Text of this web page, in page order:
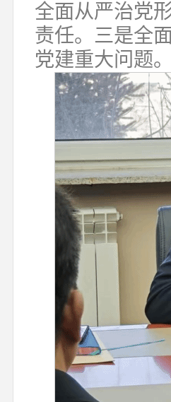
全面从严治党
责任。三是全
党建重大问题